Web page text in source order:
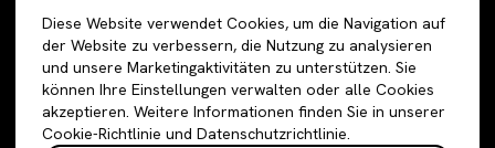
Schuhe
Oberteile
Sweatshirts & Hoodies
Shirts & Blusen
Jogginghosen
Anzughosen
Shorts
Leggings
Diese Website verwendet Cookies, um die Navigation auf
der Website zu verbessern, die Nutzung zu analysieren
und unsere Marketingaktivitäten zu unterstützen. Sie
können Ihre Einstellungen verwalten oder alle Cookies
akzeptieren. Weitere Informationen finden Sie in unserer
Cookie-Richtlinie und Datenschutzrichtlinie.